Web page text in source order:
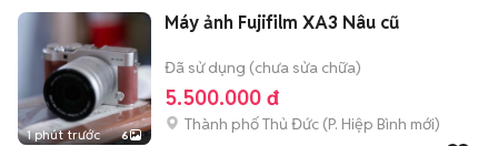
1 phút trước 6
Máy ảnh Fujifilm XA3 Nâu cũ
Đã sử dụng (chưa sửa chữa)
5.500.000 đ
Thành phố Thủ Đức (P. Hiệp Bình mới)